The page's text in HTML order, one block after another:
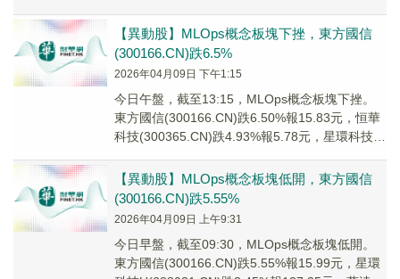
【異動股】MLOps概念板塊下挫，東方國信
(300166.CN)跌6.5%
2026年04月09日 下午1:15
今日午盤，截至13:15，MLOps概念板塊下挫。
東方國信(300166.CN)跌6.50%報15.83元，恒華
科技(300365.CN)跌4.93%報5.78元，星環科技
【異動股】MLOps概念板塊低開，東方國信
(300166.CN)跌5.55%
2026年04月09日 上午9:31
今日早盤，截至09:30，MLOps概念板塊低開。
東方國信(300166.CN)跌5.55%報15.99元，星環